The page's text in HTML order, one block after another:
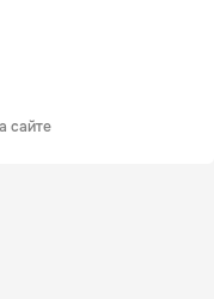
сайте